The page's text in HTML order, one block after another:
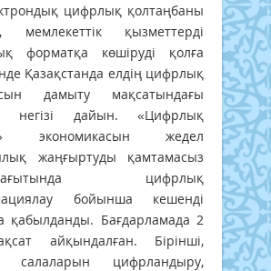
цифрлық қолтаңбаны
мемлекеттік қызметтерді
форматқа көшіруді қолға
Қазақстанда елдің цифрлық
дамыту мақсатындағы
негізі дайын. «Цифрлық
экономикасын жедел
жаңғыртуды қамтамасыз
цифрлық
бойынша кешенді
қабылданды. Бағдарламада 2
айқындалған. Бірінші,
салаларын цифрландыру,